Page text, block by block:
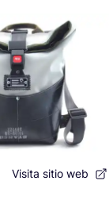
Visita sitio web